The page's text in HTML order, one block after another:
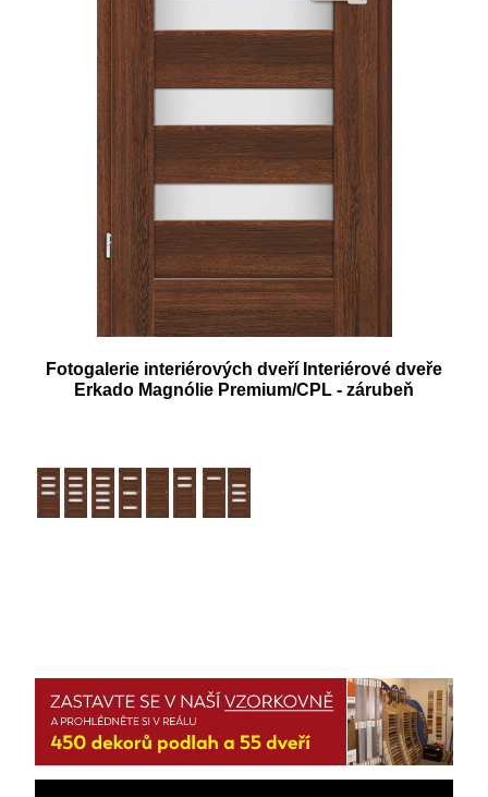
Fotogalerie interiérových dveří Interiérové dveře
Erkado Magnólie Premium/CPL - zárubeň